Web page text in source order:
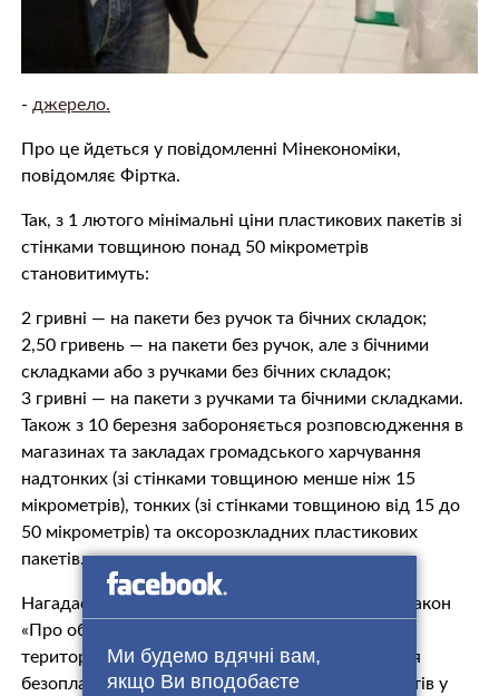
Ми будемо вдячні вам,
якщо Ви вподобаєте
- джерело.
Про це йдеться у повідомленні Мінекономіки,
повідомляє Фіртка.
Так, з 1 лютого мінімальні ціни пластикових пакетів зі
стінками товщиною понад 50 мікрометрів
становитимуть:
2 гривні — на пакети без ручок та бічних складок;
2,50 гривень — на пакети без ручок, але з бічними
складками або з ручками без бічних складок;
3 гривні — на пакети з ручками та бічними складками.
Також з 10 березня забороняється розповсюдження в
магазинах та закладах громадського харчування
надтонких (зі стінками товщиною менше ніж 15
мікрометрів), тонких (зі стінками товщиною від 15 до
50 мікрометрів) та оксорозкладних пластикових
пакетів.
Нагадаємо, у червні 2021 року набув чинності Закон
«Про обмеження обігу пластикових пакетів на
території України». Ним, зокрема, забороняється
безоплатне розповсюдження пластикових пакетів у